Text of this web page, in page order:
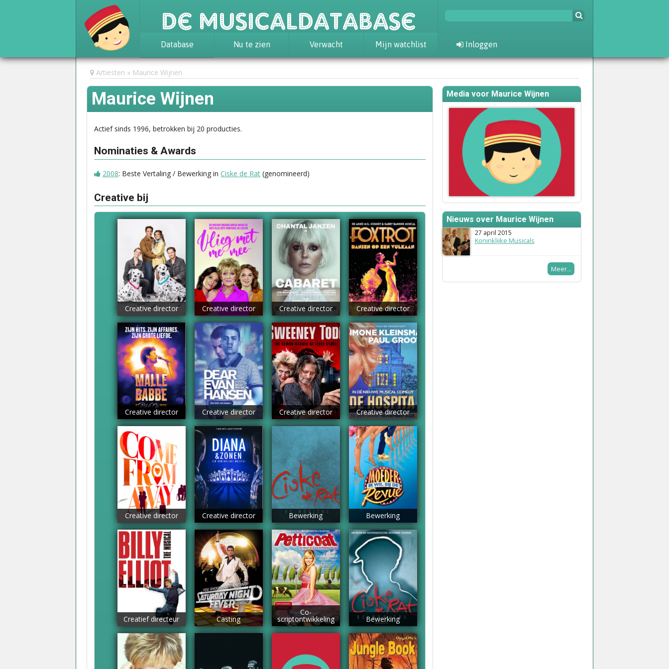
De Musicaldatabase
Database
Achtergrond
Awards
Statistieken
Nu te zien Verwacht Mijn watchlist Inloggen
Artiesten Maurice Wijnen
Maurice Wijnen
Actief sinds 1996, betrokken bij 20 producties.
Nominaties & Awards
2008: Beste Vertaling / Bewerking in Ciske de Rat (genomineerd)
Creative bij
Creative director Creative director Creative director Creative director
Creative director Creative director Creative director Creative director
Creative director Creative director Bewerking Bewerking
Creatief directeur Casting
Co-
scriptontwikkeling Bewerking
Media voor Maurice Wijnen
Nieuws over Maurice Wijnen
27 april 2015
Koninklijke Musicals
Meer...